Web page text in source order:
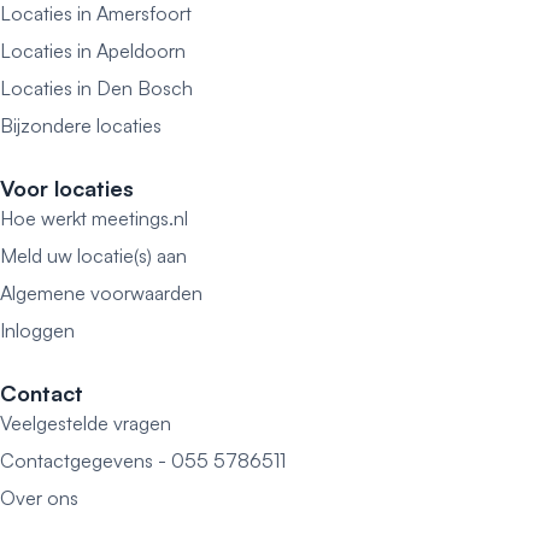
Locaties in Amersfoort
Locaties in Apeldoorn
Locaties in Den Bosch
Bijzondere locaties
Voor locaties
Hoe werkt meetings.nl
Meld uw locatie(s) aan
Algemene voorwaarden
Inloggen
Contact
Veelgestelde vragen
Contactgegevens - 055 5786511
Over ons